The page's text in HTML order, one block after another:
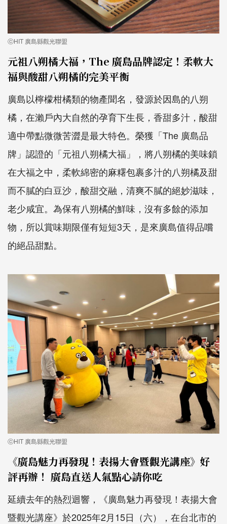
ⓒHIT 廣島縣觀光聯盟
元祖八朔橘大福，The 廣島品牌認定！柔軟大
福與酸甜八朔橘的完美平衡
廣島以檸檬柑橘類的物產聞名，發源於因島的八朔
橘，在瀨戶內大自然的孕育下生長，香甜多汁，酸甜
適中帶點微微苦澀是最大特色。榮獲「The 廣島品
牌」認證的「元祖八朔橘大福」，將八朔橘的美味鎖
在大福之中，柔軟綿密的麻糬包裹多汁的八朔橘及甜
而不膩的白豆沙，酸甜交融，清爽不膩的絕妙滋味，
老少咸宜。為保有八朔橘的鮮味，沒有多餘的添加
物，所以賞味期限僅有短短3天，是來廣島值得品嚐
的絕品甜點。
ⓒHIT 廣島縣觀光聯盟
《廣島魅力再發現！表揚大會暨觀光講座》好
評再辦！ 廣島直送人氣點心請你吃
延續去年的熱烈迴響，《廣島魅力再發現！表揚大會
暨觀光講座》於2025年2月15日（六），在台北市的